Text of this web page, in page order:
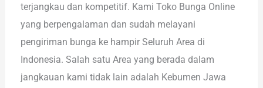
terjangkau dan kompetitif. Kami Toko Bunga Online
yang berpengalaman dan sudah melayani
pengiriman bunga ke hampir Seluruh Area di
Indonesia. Salah satu Area yang berada dalam
jangkauan kami tidak lain adalah Kebumen Jawa